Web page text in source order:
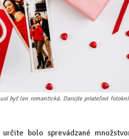
byť len romantická. Darujte priateľovi
bolo sprevádzané